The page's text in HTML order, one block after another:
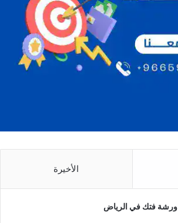
الأخيرة
ورشة فتك في الرياض